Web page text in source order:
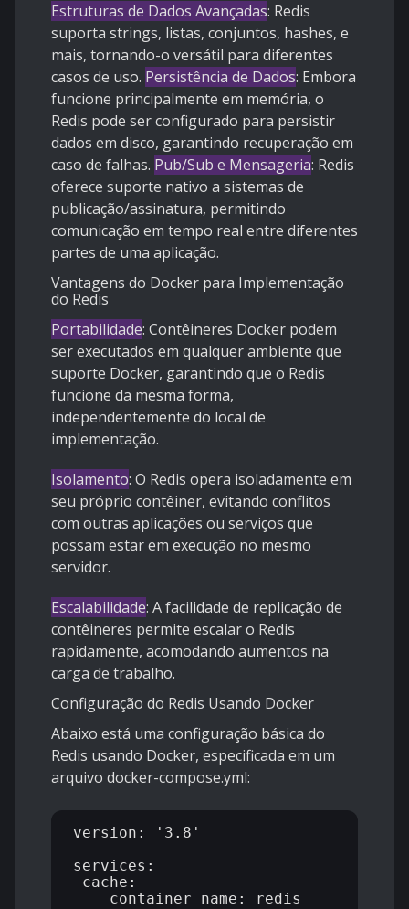
Estruturas de Dados Avançadas: Redis
suporta strings, listas, conjuntos, hashes, e
mais, tornando-o versátil para diferentes
casos de uso. Persistência de Dados: Embora
funcione principalmente em memória, o
Redis pode ser configurado para persistir
dados em disco, garantindo recuperação em
caso de falhas. Pub/Sub e Mensageria: Redis
oferece suporte nativo a sistemas de
publicação/assinatura, permitindo
comunicação em tempo real entre diferentes
partes de uma aplicação.
Vantagens do Docker para Implementação
do Redis
Portabilidade: Contêineres Docker podem
ser executados em qualquer ambiente que
suporte Docker, garantindo que o Redis
funcione da mesma forma,
independentemente do local de
implementação.
Isolamento: O Redis opera isoladamente em
seu próprio contêiner, evitando conflitos
com outras aplicações ou serviços que
possam estar em execução no mesmo
servidor.
Escalabilidade: A facilidade de replicação de
contêineres permite escalar o Redis
rapidamente, acomodando aumentos na
carga de trabalho.
Configuração do Redis Usando Docker
Abaixo está uma configuração básica do
Redis usando Docker, especificada em um
arquivo docker-compose.yml:
version: '3.8'
services: